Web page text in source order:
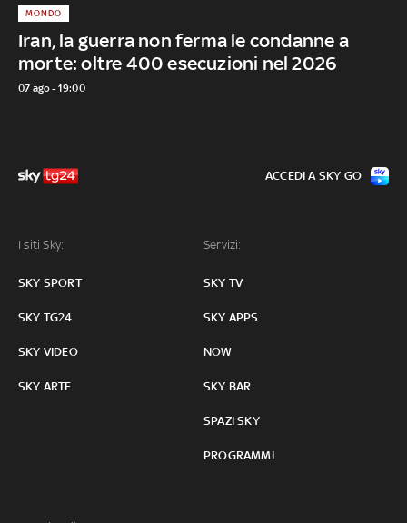
Iran, la guerra non ferma le condanne a
morte: oltre 400 esecuzioni nel 2026
MONDO
07 ago - 19:00
I siti Sky:
SKY SPORT
SKY TG24
SKY VIDEO
SKY ARTE
Servizi:
SKY TV
SKY APPS
NOW
SKY BAR
SPAZI SKY
PROGRAMMI
ACCEDI A SKY GO